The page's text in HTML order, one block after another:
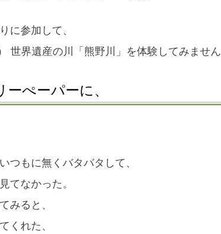
に参加して、
世界遺産の川「熊野川」を体験してみません
ーぺーパーに、
つもに無くバタバタして、
てなかった。
みると、
くれた、